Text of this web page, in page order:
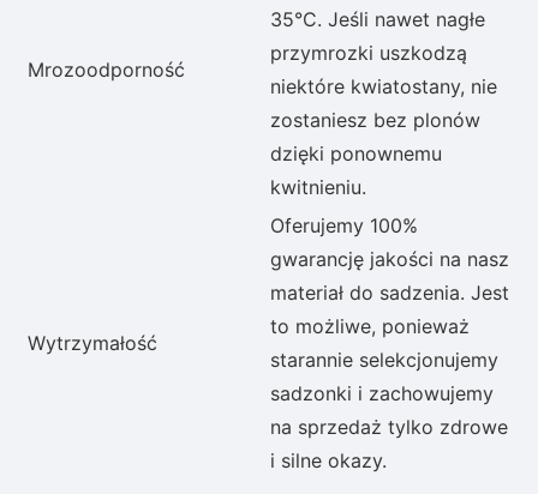
Mrozoodporność
35°C. Jeśli nawet nagłe
przymrozki uszkodzą
niektóre kwiatostany, nie
zostaniesz bez plonów
dzięki ponownemu
kwitnieniu.
Wytrzymałość
Oferujemy 100%
gwarancję jakości na nasz
materiał do sadzenia. Jest
to możliwe, ponieważ
starannie selekcjonujemy
sadzonki i zachowujemy
na sprzedaż tylko zdrowe
i silne okazy.